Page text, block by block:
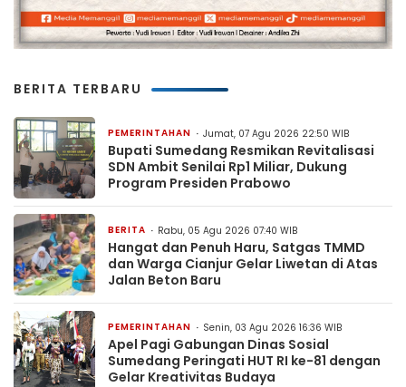
BERITA TERBARU
PEMERINTAHAN Jumat, 07 Agu 2026 22:50 WIB
Bupati Sumedang Resmikan Revitalisasi
SDN Ambit Senilai Rp1 Miliar, Dukung
Program Presiden Prabowo
BERITA Rabu, 05 Agu 2026 07:40 WIB
Hangat dan Penuh Haru, Satgas TMMD
dan Warga Cianjur Gelar Liwetan di Atas
Jalan Beton Baru
PEMERINTAHAN Senin, 03 Agu 2026 16:36 WIB
Apel Pagi Gabungan Dinas Sosial
Sumedang Peringati HUT RI ke-81 dengan
Gelar Kreativitas Budaya